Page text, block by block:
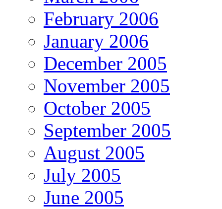
February 2006
January 2006
December 2005
November 2005
October 2005
September 2005
August 2005
July 2005
June 2005